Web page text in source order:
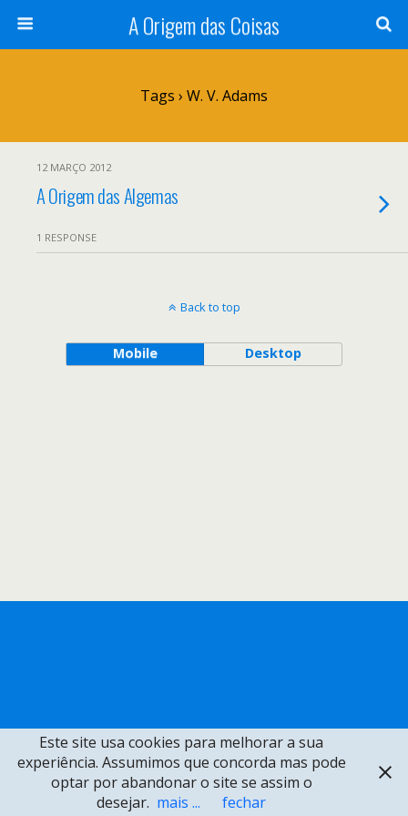
A Origem das Coisas
Tags › W. V. Adams
12 MARÇO 2012
A Origem das Algemas
1 RESPONSE
Back to top
Mobile Desktop
Este site usa cookies para melhorar a sua
experiência. Assumimos que concorda mas pode
optar por abandonar o site se assim o
desejar. mais ... fechar